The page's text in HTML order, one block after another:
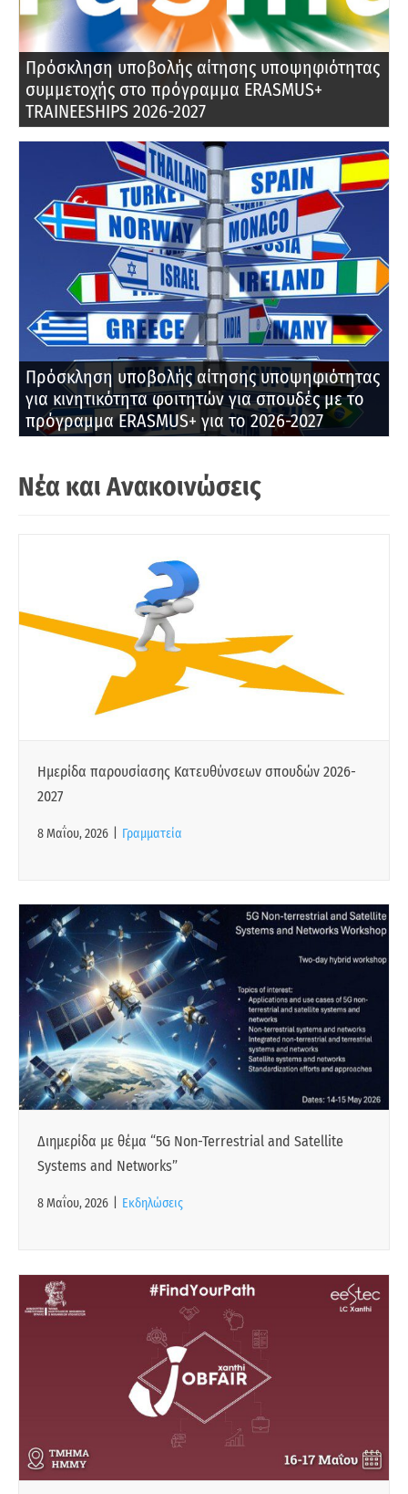
Πρόσκληση υποβολής αίτησης υποψηφιότητας
συμμετοχής στο πρόγραμμα ERASMUS+
TRAINEESHIPS 2026-2027
Πρόσκληση υποβολής αίτησης υποψηφιότητας
για κινητικότητα φοιτητών για σπουδές με το
πρόγραμμα ERASMUS+ για το 2026-2027
Νέα και Ανακοινώσεις
Ημερίδα παρουσίασης Κατευθύνσεων σπουδών 2026-
2027
8 Μαΐου, 2026 Γραμματεία
Διημερίδα με θέμα “5G Non-Terrestrial and Satellite
Systems and Networks”
8 Μαΐου, 2026 Εκδηλώσεις